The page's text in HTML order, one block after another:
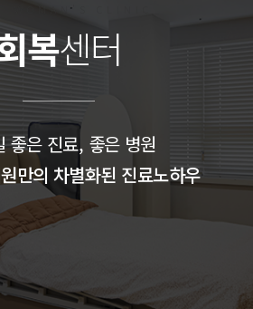
WOMAN'S CLINIC
복센터
좋은 진료, 좋은 병원
만의 차별화된 진료노하우